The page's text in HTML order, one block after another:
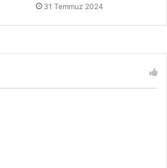
31 Temmuz 2024